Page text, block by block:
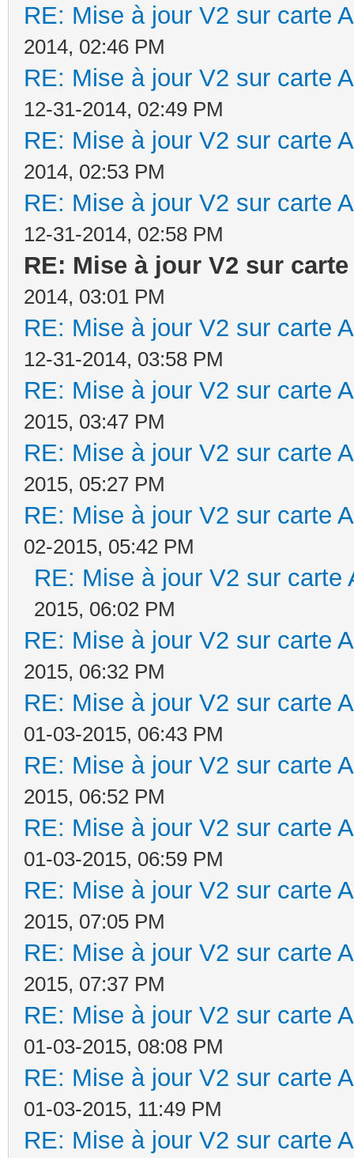
RE: Mise à jour V2 sur carte
2014, 02:46 PM
RE: Mise à jour V2 sur carte
12-31-2014, 02:49 PM
RE: Mise à jour V2 sur carte
2014, 02:53 PM
RE: Mise à jour V2 sur carte
12-31-2014, 02:58 PM
RE: Mise à jour V2 sur carte
2014, 03:01 PM
RE: Mise à jour V2 sur carte
12-31-2014, 03:58 PM
RE: Mise à jour V2 sur carte
2015, 03:47 PM
RE: Mise à jour V2 sur carte
2015, 05:27 PM
RE: Mise à jour V2 sur carte
02-2015, 05:42 PM
RE: Mise à jour V2 sur carte
2015, 06:02 PM
RE: Mise à jour V2 sur carte
2015, 06:32 PM
RE: Mise à jour V2 sur carte
01-03-2015, 06:43 PM
RE: Mise à jour V2 sur carte
2015, 06:52 PM
RE: Mise à jour V2 sur carte
01-03-2015, 06:59 PM
RE: Mise à jour V2 sur carte
2015, 07:05 PM
RE: Mise à jour V2 sur carte
2015, 07:37 PM
RE: Mise à jour V2 sur carte
01-03-2015, 08:08 PM
RE: Mise à jour V2 sur carte
01-03-2015, 11:49 PM
RE: Mise à jour V2 sur carte